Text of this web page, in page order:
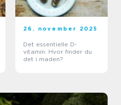
26. november 2025
Det essentielle D-
vitamin: Hvor finder du
det i maden?